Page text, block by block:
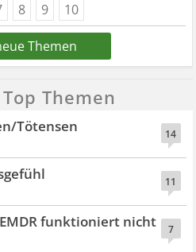
8 9 10
Themen
Themen
14
Tötensen
11
7
funktioniert nicht